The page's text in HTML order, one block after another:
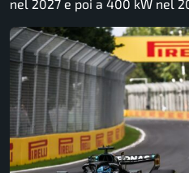
nel 2027 e poi a 400 kW nel